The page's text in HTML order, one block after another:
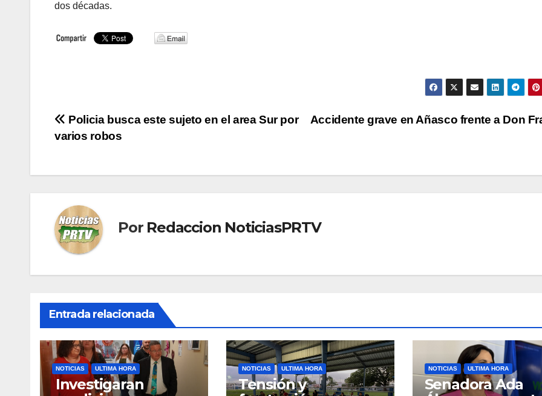
dos décadas.
Navegación
entradas
Accidente grave en Añasco frente a Don
Policia busca este sujeto en el area Sur por
varios robos
Por Redaccion NoticiasPRTV
Entrada relacionada
NOTICIAS ULTIMA HORA
Investigaran
NOTICIAS ULTIMA HORA
Tensión y
NOTICIAS ULTIMA HORA
Senadora Ada